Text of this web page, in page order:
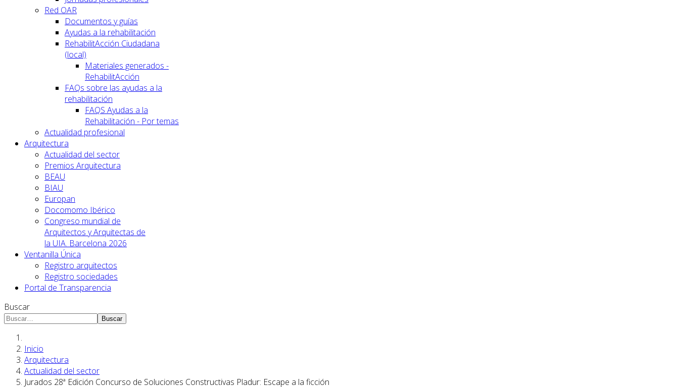
Red OAR
Documentos y guías
Ayudas a la rehabilitación
RehabilitAcción Ciudadana
(local)
Materiales generados -
RehabilitAcción
FAQs sobre las ayudas a la
rehabilitación
FAQS Ayudas a la
Rehabilitación - Por temas
Actualidad profesional
Arquitectura
Actualidad del sector
Premios Arquitectura
BEAU
BIAU
Europan
Docomomo Ibérico
Congreso mundial de
Arquitectos y Arquitectas de
la UIA. Barcelona 2026
Ventanilla Única
Registro arquitectos
Registro sociedades
Portal de Transparencia
Buscar
Buscar
Inicio
Arquitectura
Actualidad del sector
Jurados 28ª Edición Concurso de Soluciones Constructivas Pladur: Escape a la ficción